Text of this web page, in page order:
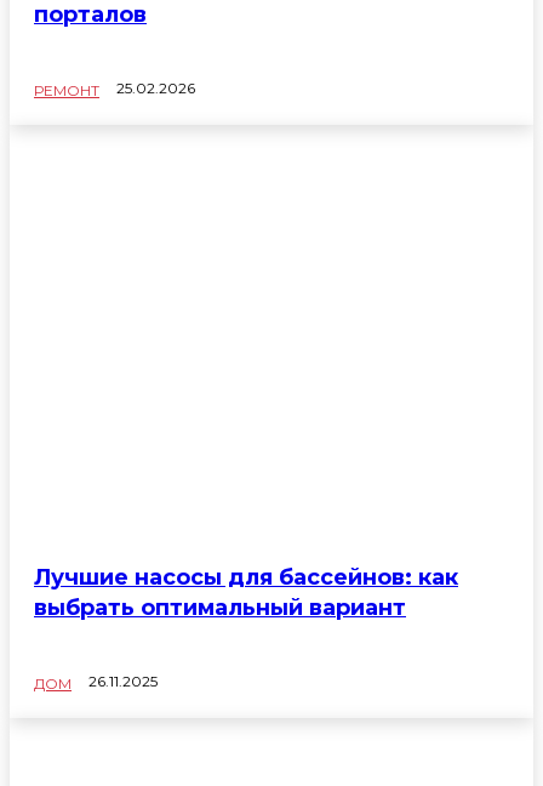
порталов
РЕМОНТ 25.02.2026
Лучшие насосы для бассейнов: как
выбрать оптимальный вариант
ДОМ 26.11.2025